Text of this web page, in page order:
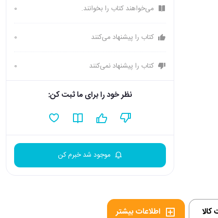
می‌خواهند کتاب را بخوانند. 0
کتاب را پیشنهاد می‌کنند 0
کتاب را پیشنهاد نمی‌کنند 0
نظر خود را برای ما ثبت کن:
موجود شد خبرم کن
کالا اطلاعات بیشتر